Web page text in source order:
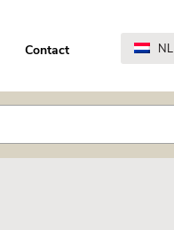
Contact NL